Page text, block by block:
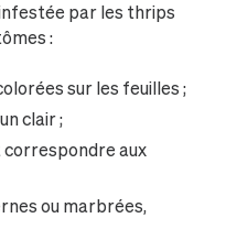
par les thrips
:
sur les feuilles ;
clair ;
correspondre aux
ou marbrées,